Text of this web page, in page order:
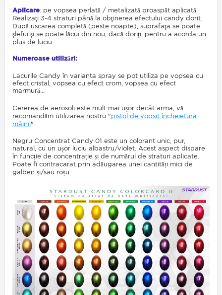
Aplicare: pe vopsea perlată / metalizată proaspăt aplicată.
Realizaţi 3-4 straturi până la obţinerea efectului candy dorit.
După uscarea completă (peste noapte), suprafaţa se poate
şlefui şi se poate lăcui din nou, dacă doriţi, pentru a acorda un
plus de luciu.
Numeroase utilizări:
Lacurile Candy în varianta spray se pot utiliza pe vopsea cu
efect cristal, vopsea cu efect crom, vopsea cu efect
marmură...
Cererea de aerosoli este mult mai ușor decât arma, vă
recomandăm utilizarea nostru "pistol de vopsit încheietura
mâinii"
Negru Concentrat Candy 01 este un colorant unic, pur,
natural, cu un ușor luciu albastru/violet. Acest aspect dispare
în funcție de concentrație și de numărul de straturi aplicate.
Poate fi contracarat prin adăugarea unei cantități mici de
galben și/sau roșu.